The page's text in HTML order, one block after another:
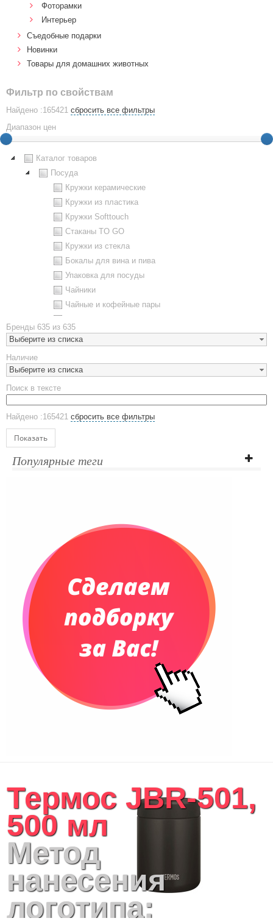
Фоторамки
Интерьер
Cъедобные подарки
Новинки
Товары для домашних животных
Фильтр по свойствам
Найдено :165421 сбросить все фильтры
Диапазон цен
Каталог товаров
Посуда
Кружки керамические
Кружки из пластика
Кружки Softtouch
Стаканы TO GO
Кружки из стекла
Бокалы для вина и пива
Упаковка для посуды
Чайники
Чайные и кофейные пары
Наборы посуды
Предметы сервировки
Стаканы
Эко кружки
ЕВРОПОСУДА
Аксессуары
Ежедневники и блокноты
Датированные ежедневники
Планинги недатированные
Телефонные книжки
Сумки и Рюкзаки
Сумки для планшетов и ноутбуков
Рюкзаки
Конференц-сумки
Сумки для покупок промо
Несессеры и косметички
Сумки дорожные
Текстиль для ванной комнаты
Кухонные приспособления
Кухонный текстиль
Ножи разделочные доски
Фоторамки и фотоальбомы
Уход за обувью
Игрушки
Шкатулки
Декоративные подушки
Бренды 635 из 635
Выберите из списка
Наличие
Выберите из списка
Поиск в тексте
Найдено :165421 сбросить все фильтры
Показать
Популярные теги
Термос JBR-501,
500 мл
Метод
нанесения
логотипа: